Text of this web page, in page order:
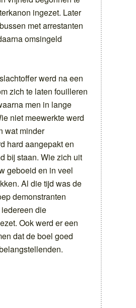
ingezet. Later
met arrestanten
omsingeld
werd na een
zich te laten fouilleren
men in lange
niet meewerkte werd
wat minder
hard aangepakt en
bij staan. Wie zich uit
geboeid en in veel
Al die tijd was de
demonstranten
die
Ook werd er een
dat de boel goed